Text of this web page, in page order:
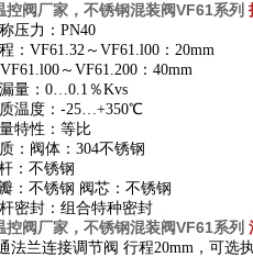
控阀厂家，不锈钢混装阀VF61系列
压力：PN40
： VF61.32～ VF61.l00：20mm
VF61.l00～ VF61.200：40mm
量：0…0.1％Kvs
温度：-25…+350℃
特性：等比
：阀体：304不锈钢
：不锈钢
不锈钢 阀芯：不锈钢
密封：组合特种密封
控阀厂家，不锈钢混装阀VF61系列
通法兰连接调节阀 行程20mm，可选